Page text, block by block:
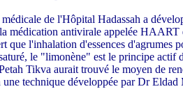
de l'Hôpital Hadassah a
antivirale appelée HAART
l'inhalation d'essences d'agrumes
le "limonène" est le principe actif
Tikva aurait trouvé le moyen de
technique développée par Dr